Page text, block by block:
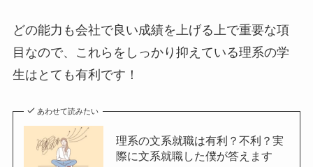
どの能力も会社で良い成績を上げる上で重要な項
目なので、これらをしっかり抑えている理系の学
生はとても有利です！
あわせて読みたい
理系の文系就職は有利？不利？実
際に文系就職した僕が答えます